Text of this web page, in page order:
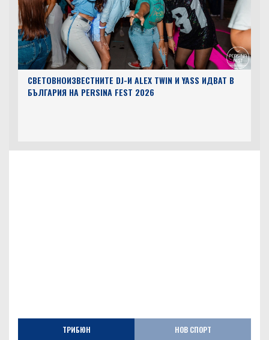
СВЕТОВНОИЗВЕСТНИТЕ DJ-И ALEX TWIN И YASS ИДВАТ В
БЪЛГАРИЯ НА PERSINA FEST 2026
ТРИБЮН НОВ СПОРТ